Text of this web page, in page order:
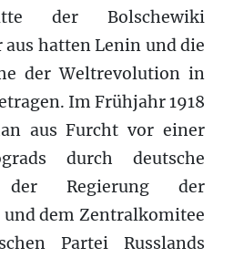
der Bolschewiki
aus hatten Lenin und die
der Weltrevolution in
Im Frühjahr 1918
aus Furcht vor einer
durch deutsche
Regierung der
dem Zentralkomitee
Partei Russlands